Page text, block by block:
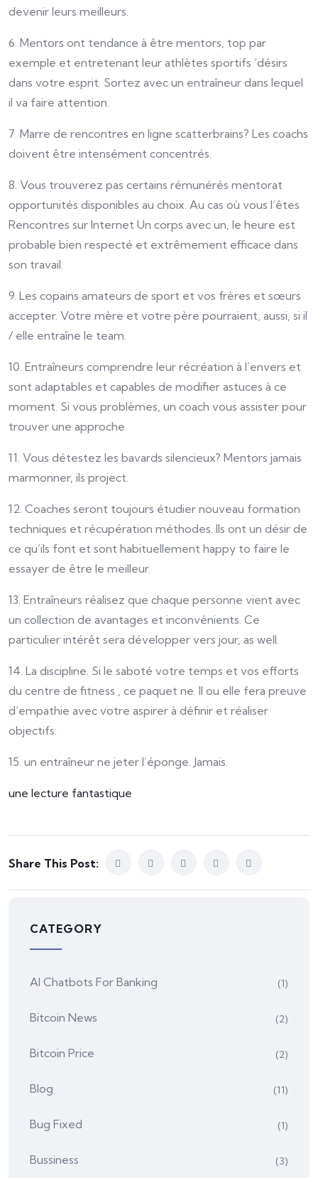
devenir leurs meilleurs.
6. Mentors ont tendance à être mentors, top par
exemple et entretenant leur athlètes sportifs ‘désirs
dans votre esprit. Sortez avec un entraîneur dans lequel
il va faire attention.
7. Marre de rencontres en ligne scatterbrains? Les coachs
doivent être intensément concentrés.
8. Vous trouverez pas certains rémunérés mentorat
opportunités disponibles au choix. Au cas où vous l’êtes
Rencontres sur Internet Un corps avec un, le heure est
probable bien respecté et extrêmement efficace dans
son travail.
9. Les copains amateurs de sport et vos frères et sœurs
accepter. Votre mère et votre père pourraient, aussi, si il
/ elle entraîne le team.
10. Entraîneurs comprendre leur récréation à l’envers et
sont adaptables et capables de modifier astuces à ce
moment. Si vous problèmes, un coach vous assister pour
trouver une approche.
11. Vous détestez les bavards silencieux? Mentors jamais
marmonner, ils project.
12. Coaches seront toujours étudier nouveau formation
techniques et récupération méthodes. Ils ont un désir de
ce qu’ils font et sont habituellement happy to faire le
essayer de être le meilleur.
13. Entraîneurs réalisez que chaque personne vient avec
un collection de avantages et inconvénients. Ce
particulier intérêt sera développer vers jour, as well.
14. La discipline. Si le saboté votre temps et vos efforts
du centre de fitness , ce paquet ne. Il ou elle fera preuve
d’empathie avec votre aspirer à définir et réaliser
objectifs.
15. un entraîneur ne jeter l’éponge. Jamais.
une lecture fantastique
Share This Post:
CATEGORY
AI Chatbots For Banking (1)
Bitcoin News (2)
Bitcoin Price (2)
Blog (11)
Bug Fixed (1)
Bussiness (3)